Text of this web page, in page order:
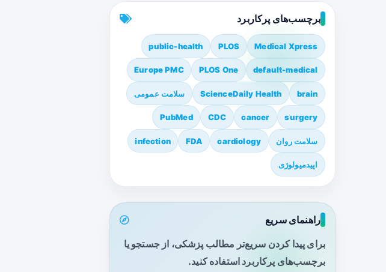
برچسب‌های پرکاربرد
Medical Xpress
PLOS
public-health
default-medical
PLOS One
Europe PMC
brain
ScienceDaily Health سلامت عمومی
surgery
cancer
CDC
PubMed
سلامت روان cardiology
FDA
infection
اپیدمیولوژی
راهنمای سریع
برای پیدا کردن سریع‌تر مطالب پزشکی، از جستجو یا
برچسب‌های پرکاربرد استفاده کنید.